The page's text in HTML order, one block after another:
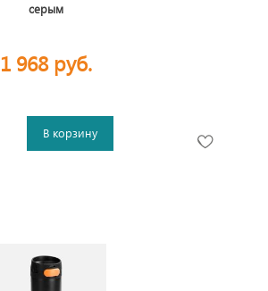
серым
1 968 руб.
В корзину